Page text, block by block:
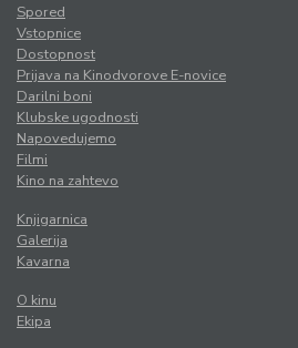
Spored
Vstopnice
Dostopnost
Prijava na Kinodvorove E-novice
Darilni boni
Klubske ugodnosti
Napovedujemo
Filmi
Kino na zahtevo
Knjigarnica
Galerija
Kavarna
O kinu
Ekipa